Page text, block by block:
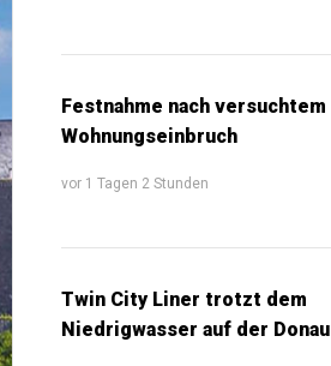
Festnahme nach versuchtem
Wohnungseinbruch
vor 1 Tagen 2 Stunden
Twin City Liner trotzt dem
Niedrigwasser auf der Donau